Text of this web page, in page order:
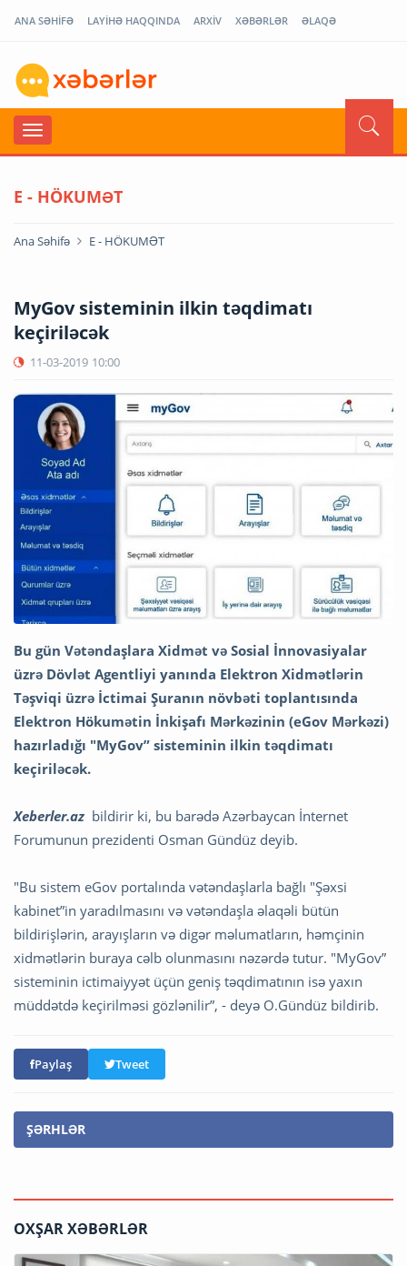
ANA SƏHİFƏ LAYİHƏ HAQQINDA ARXİV XƏBƏRLƏR ƏLAQƏ
E - HÖKUMƏT
Ana Səhifə E - HÖKUMƏT
MyGov sisteminin ilkin təqdimatı
keçiriləcək
11-03-2019 10:00
Bu gün Vətəndaşlara Xidmət və Sosial İnnovasiyalar
üzrə Dövlət Agentliyi yanında Elektron Xidmətlərin
Təşviqi üzrə İctimai Şuranın növbəti toplantısında
Elektron Hökumətin İnkişafı Mərkəzinin (eGov Mərkəzi)
hazırladığı "MyGov” sisteminin ilkin təqdimatı
keçiriləcək.
Xeberler.az bildirir ki, bu barədə Azərbaycan İnternet
Forumunun prezidenti Osman Gündüz deyib.
"Bu sistem eGov portalında vətəndaşlarla bağlı "Şəxsi
kabinet”in yaradılmasını və vətəndaşla əlaqəli bütün
bildirişlərin, arayışların və digər məlumatların, həmçinin
xidmətlərin buraya cəlb olunmasını nəzərdə tutur. "MyGov”
sisteminin ictimaiyyət üçün geniş təqdimatının isə yaxın
müddətdə keçirilməsi gözlənilir”, - deyə O.Gündüz bildirib.
Paylaş Tweet
ŞƏRHLƏR
OXŞAR XƏBƏRLƏR